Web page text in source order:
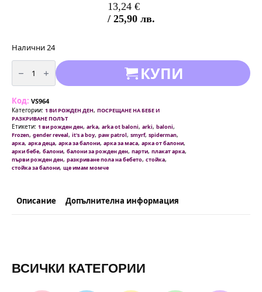
13,24 €
/ 25,90 лв.
Налични 24
количество
за
сини
-
100
броя
+
помпа
КУПИ
Код: VS964
Категории: 1 ВИ РОЖДЕН ДЕН, ПОСРЕЩАНЕ НА БЕБЕ И
РАЗКРИВАНЕ ПОЛЪТ
Етикети: 1 ви рожден ден, arka, arka ot baloni, arki, baloni,
Frozen, gender reveal, it's a boy, paw patrol, smyrf, spiderman,
арка, арка деца, арка за балони, арка за маса, арка от балони,
арки бебе, балони, балони за рожден ден, парти, плакат арка,
първи рожден ден, разкриване пола на бебето, стойка,
стойка за балони, ще имам момче
Описание Допълнителна информация
ВСИЧКИ КАТЕГОРИИ